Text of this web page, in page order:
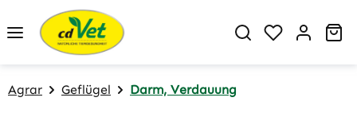
Zum Hauptinhalt springen
Du hast 0
Agrar Geflügel Darm, Verdauung